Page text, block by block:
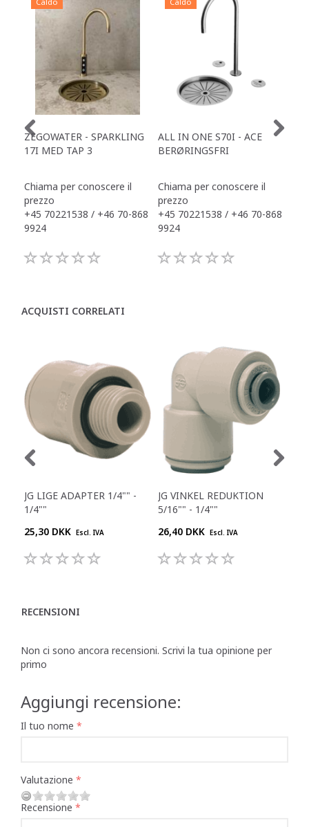
ZEGOWATER - SPARKLING
17I MED TAP 3
Chiama per conoscere il
prezzo
+45 70221538 / +46 70-868
9924
ALL IN ONE S70I - ACE
BERØRINGSFRI
Chiama per conoscere il
prezzo
+45 70221538 / +46 70-868
9924
ACQUISTI CORRELATI
JG LIGE ADAPTER 1/4"" -
1/4""
25,30 DKK Escl. IVA
JG VINKEL REDUKTION
5/16"" - 1/4""
26,40 DKK Escl. IVA
RECENSIONI
Non ci sono ancora recensioni. Scrivi la tua opinione per
primo
Aggiungi recensione:
Il tuo nome
Valutazione
Recensione